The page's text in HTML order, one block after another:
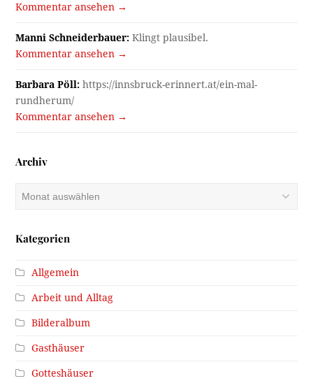
Kommentar ansehen →
Manni Schneiderbauer: Klingt plausibel.
Kommentar ansehen →
Barbara Pöll: https://innsbruck-erinnert.at/ein-mal-
rundherum/
Kommentar ansehen →
Archiv
Kategorien
Allgemein
Arbeit und Alltag
Bilderalbum
Gasthäuser
Gotteshäuser